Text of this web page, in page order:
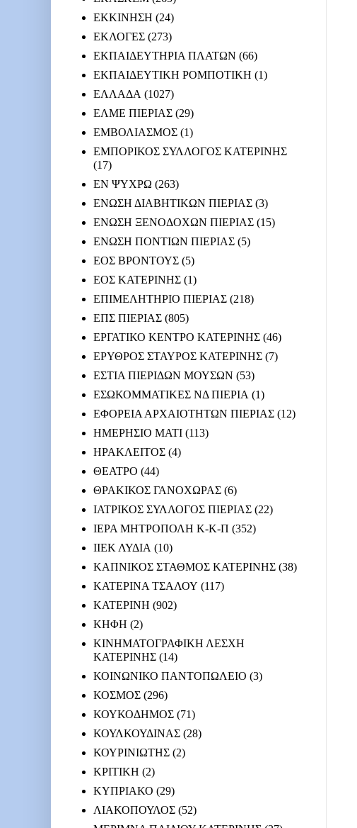
ΕΚΚΙΝΗΣΗ (24)
ΕΚΛΟΓΕΣ (273)
ΕΚΠΑΙΔΕΥΤΗΡΙΑ ΠΛΑΤΩΝ (66)
ΕΚΠΑΙΔΕΥΤΙΚΗ ΡΟΜΠΟΤΙΚΗ (1)
ΕΛΛΑΔΑ (1027)
ΕΛΜΕ ΠΙΕΡΙΑΣ (29)
ΕΜΒΟΛΙΑΣΜΟΣ (1)
ΕΜΠΟΡΙΚΟΣ ΣΥΛΛΟΓΟΣ ΚΑΤΕΡΙΝΗΣ
(17)
ΕΝ ΨΥΧΡΩ (263)
ΕΝΩΣΗ ΔΙΑΒΗΤΙΚΩΝ ΠΙΕΡΙΑΣ (3)
ΕΝΩΣΗ ΞΕΝΟΔΟΧΩΝ ΠΙΕΡΙΑΣ (15)
ΕΝΩΣΗ ΠΟΝΤΙΩΝ ΠΙΕΡΙΑΣ (5)
ΕΟΣ ΒΡΟΝΤΟΥΣ (5)
ΕΟΣ ΚΑΤΕΡΙΝΗΣ (1)
ΕΠΙΜΕΛΗΤΗΡΙΟ ΠΙΕΡΙΑΣ (218)
ΕΠΣ ΠΙΕΡΙΑΣ (805)
ΕΡΓΑΤΙΚΟ ΚΕΝΤΡΟ ΚΑΤΕΡΙΝΗΣ (46)
ΕΡΥΘΡΟΣ ΣΤΑΥΡΟΣ ΚΑΤΕΡΙΝΗΣ (7)
ΕΣΤΙΑ ΠΙΕΡΙΔΩΝ ΜΟΥΣΩΝ (53)
ΕΣΩΚΟΜΜΑΤΙΚΕΣ ΝΔ ΠΙΕΡΙΑ (1)
ΕΦΟΡΕΙΑ ΑΡΧΑΙΟΤΗΤΩΝ ΠΙΕΡΙΑΣ (12)
ΗΜΕΡΗΣΙΟ ΜΑΤΙ (113)
ΗΡΑΚΛΕΙΤΟΣ (4)
ΘΕΑΤΡΟ (44)
ΘΡΑΚΙΚΟΣ ΓΑΝΟΧΩΡΑΣ (6)
ΙΑΤΡΙΚΟΣ ΣΥΛΛΟΓΟΣ ΠΙΕΡΙΑΣ (22)
ΙΕΡΑ ΜΗΤΡΟΠΟΛΗ Κ-Κ-Π (352)
ΙΙΕΚ ΛΥΔΙΑ (10)
ΚΑΠΝΙΚΟΣ ΣΤΑΘΜΟΣ ΚΑΤΕΡΙΝΗΣ (38)
ΚΑΤΕΡΙΝΑ ΤΣΑΛΟΥ (117)
ΚΑΤΕΡΙΝΗ (902)
ΚΗΦΗ (2)
ΚΙΝΗΜΑΤΟΓΡΑΦΙΚΗ ΛΕΣΧΗ
ΚΑΤΕΡΙΝΗΣ (14)
ΚΟΙΝΩΝΙΚΟ ΠΑΝΤΟΠΩΛΕΙΟ (3)
ΚΟΣΜΟΣ (296)
ΚΟΥΚΟΔΗΜΟΣ (71)
ΚΟΥΛΚΟΥΔΙΝΑΣ (28)
ΚΟΥΡΙΝΙΩΤΗΣ (2)
ΚΡΙΤΙΚΗ (2)
ΚΥΠΡΙΑΚΟ (29)
ΛΙΑΚΟΠΟΥΛΟΣ (52)